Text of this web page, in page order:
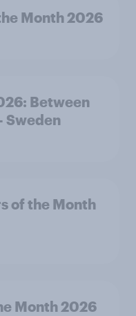
Month 2026
Between
Sweden
of the Month
Month 2026